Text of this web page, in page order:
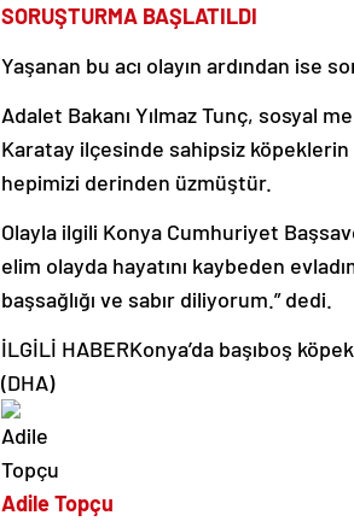
SORUŞTURMA BAŞLATILDI
Yaşanan bu acı olayın ardından ise
Adalet Bakanı Yılmaz Tunç, sosyal
Karatay ilçesinde sahipsiz köpeklerin
hepimizi derinden üzmüştür.
Olayla ilgili Konya Cumhuriyet
elim olayda hayatını kaybeden
başsağlığı ve sabır diliyorum.” dedi.
İLGİLİ HABERKonya’da başıboş
(DHA)
Adile Topçu